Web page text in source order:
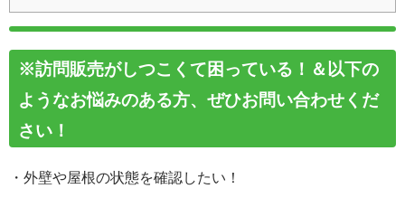
※訪問販売がしつこくて困っている！＆以下の
ようなお悩みのある方、 ぜひお問い合わせくだ
さい！
・外壁や屋根の状態を確認したい！